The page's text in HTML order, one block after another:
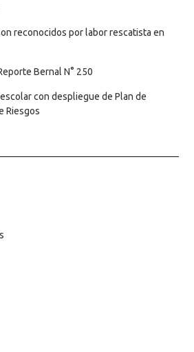
reconocidos por labor rescatista en
Bernal N° 250
con despliegue de Plan de
Riesgos